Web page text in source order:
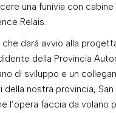
una funivia con
Relais.
darà avvio alla
della Provincia
di sviluppo e un
nostra provincia,
l’opera faccia da volano